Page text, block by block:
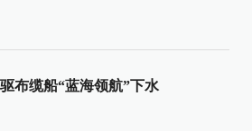
布缆船“蓝海领航”下水